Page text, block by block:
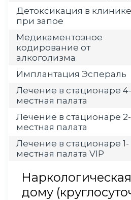
Детоксикация в клинике
при запое
Медикаментозное
кодирование от
алкоголизма
Имплантация Эспераль
Лечение в стационаре 4-
местная палата
Лечение в стационаре 2-
местная палата
Лечение в стационаре 1-
местная палата VIP
дому